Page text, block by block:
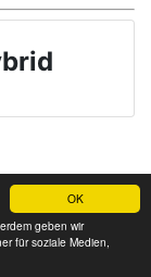
OK
geben wir
für soziale Medien,